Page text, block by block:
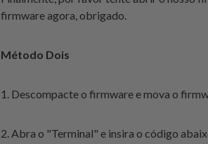
firmware agora, obrigado.
Método Dois
1. Descompacte o firmware e mova o
2. Abra o "Terminal" e insira o código